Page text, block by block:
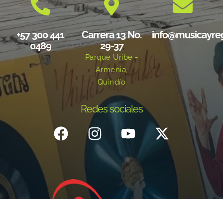
+57 300 441
0489
Carrera 13 No.
29-37
Parque Uribe -
Armenia,
Quindío
Redes sociales